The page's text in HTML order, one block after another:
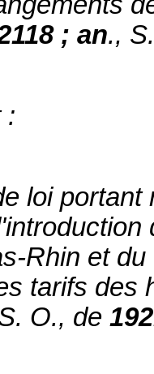
; an.,
:
loi
Rhin et
tarifs des
O., de